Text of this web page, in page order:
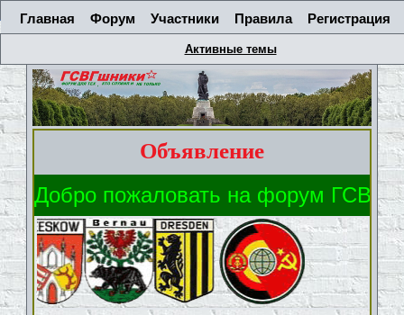
Главная Форум Участники Правила Регистрация
Активные темы
Объявление